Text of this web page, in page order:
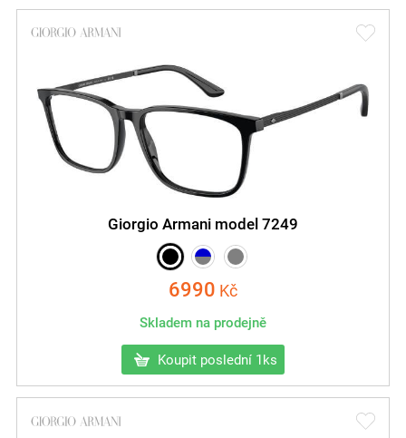
Giorgio Armani model 7249
6990 Kč
Skladem na prodejně
Koupit poslední 1ks